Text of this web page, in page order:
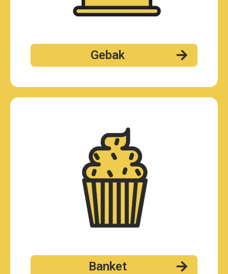
Gebak
Banket